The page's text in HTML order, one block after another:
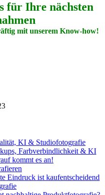
für Ihre nächsten
mit unserem Know-how!
KI & Studiofotografie
Farbverbindlichkeit & KI
kommt es an!
Eindruck ist kaufentscheidend